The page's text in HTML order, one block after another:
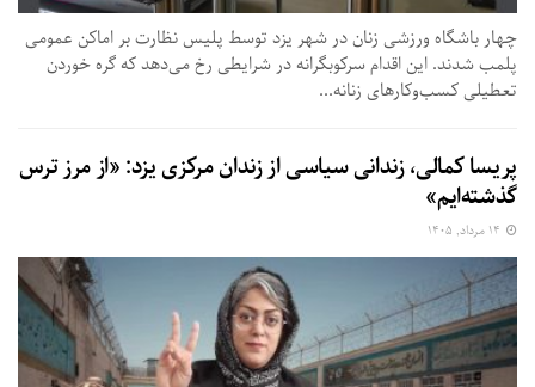
چهار باشگاه ورزشی زنان در شهر یزد توسط پلیس نظارت بر اماکن عمومی
پلمب شدند. این اقدام سرکوبگرانه در شرایطی رخ می‌دهد که گره خوردن
تعطیلی کسب‌وکارهای زنانه...
پریسا کمالی، زندانی سیاسی از زندان مرکزی یزد: «از مرز ترس
گذشته‌ایم»